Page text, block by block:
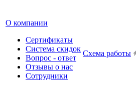
О компании
Сертификаты
Система скидок
Вопрос - ответ
Отзывы о нас
Сотрудники
Схема работы